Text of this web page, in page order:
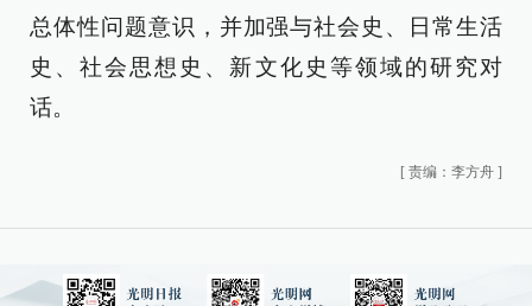
总体性问题意识，并加强与社会史、日常生活
史、社会思想史、新文化史等领域的研究对
话。
[ 责编：李方舟 ]